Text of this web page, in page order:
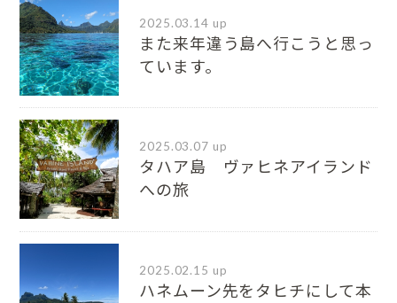
2025.03.14 up
また来年違う島へ行こうと思っ
ています。
2025.03.07 up
タハア島 ヴァヒネアイランド
への旅
2025.02.15 up
ハネムーン先をタヒチにして本